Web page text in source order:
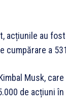
acțiunile au
cumpărare a
Musk,
de acțiuni